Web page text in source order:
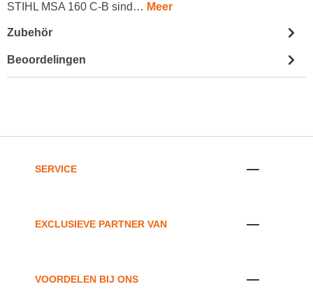
STIHL MSA 160 C-B sind… Meer
Zubehör
Beoordelingen
SERVICE
EXCLUSIEVE PARTNER VAN
VOORDELEN BIJ ONS